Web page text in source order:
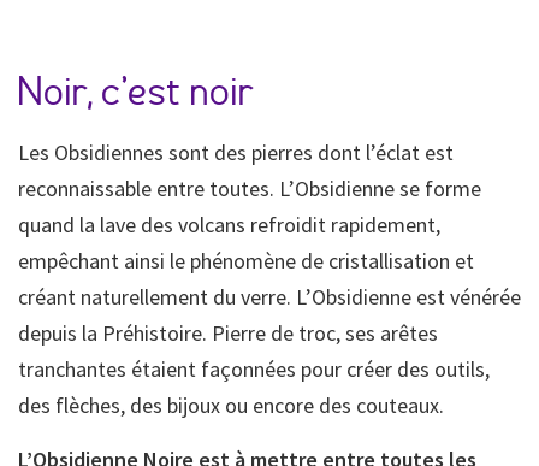
Noir, c’est noir
Les Obsidiennes sont des pierres dont l’éclat est
reconnaissable entre toutes. L’Obsidienne se forme
quand la lave des volcans refroidit rapidement,
empêchant ainsi le phénomène de cristallisation et
créant naturellement du verre. L’Obsidienne est vénérée
depuis la Préhistoire. Pierre de troc, ses arêtes
tranchantes étaient façonnées pour créer des outils,
des flèches, des bijoux ou encore des couteaux.
L’Obsidienne Noire est à mettre entre toutes les